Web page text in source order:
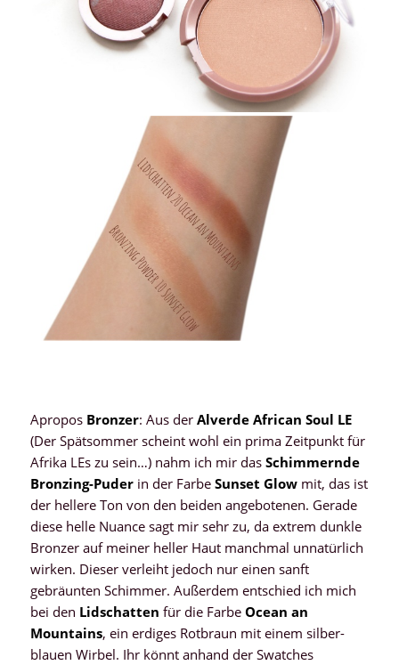
Apropos Bronzer: Aus der Alverde African Soul LE
(Der Spätsommer scheint wohl ein prima Zeitpunkt für
Afrika LEs zu sein…) nahm ich mir das Schimmernde
Bronzing-Puderin der Farbe Sunset Glowmit, das ist
der hellere Ton von den beiden angebotenen. Gerade
diese helle Nuance sagt mir sehr zu, da extrem dunkle
Bronzer auf meiner heller Haut manchmal unnatürlich
wirken. Dieser verleiht jedoch nur einen sanft
gebräunten Schimmer. Außerdem entschied ich mich
bei den Lidschatten für die Farbe Ocean an
Mountains, ein erdiges Rotbraun mit einem silber-
blauen Wirbel. Ihr könnt anhand der Swatches